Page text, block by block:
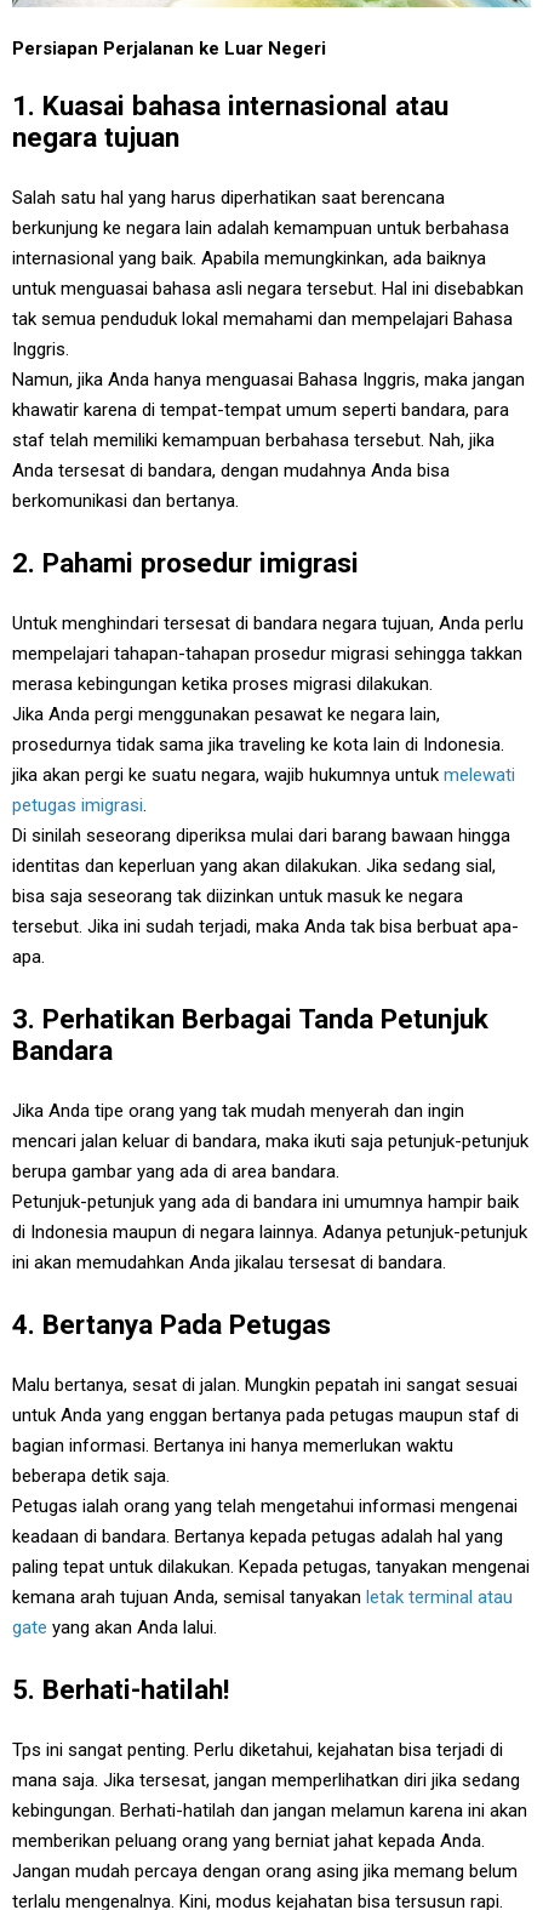
Persiapan Perjalanan ke Luar Negeri
1. Kuasai bahasa internasional atau
negara tujuan
Salah satu hal yang harus diperhatikan saat berencana
berkunjung ke negara lain adalah kemampuan untuk berbahasa
internasional yang baik. Apabila memungkinkan, ada baiknya
untuk menguasai bahasa asli negara tersebut. Hal ini disebabkan
tak semua penduduk lokal memahami dan mempelajari Bahasa
Inggris.
Namun, jika Anda hanya menguasai Bahasa Inggris, maka jangan
khawatir karena di tempat-tempat umum seperti bandara, para
staf telah memiliki kemampuan berbahasa tersebut. Nah, jika
Anda tersesat di bandara, dengan mudahnya Anda bisa
berkomunikasi dan bertanya.
2. Pahami prosedur imigrasi
Untuk menghindari tersesat di bandara negara tujuan, Anda perlu
mempelajari tahapan-tahapan prosedur migrasi sehingga takkan
merasa kebingungan ketika proses migrasi dilakukan.
Jika Anda pergi menggunakan pesawat ke negara lain,
prosedurnya tidak sama jika traveling ke kota lain di Indonesia.
jika akan pergi ke suatu negara, wajib hukumnya untuk melewati
petugas imigrasi.
Di sinilah seseorang diperiksa mulai dari barang bawaan hingga
identitas dan keperluan yang akan dilakukan. Jika sedang sial,
bisa saja seseorang tak diizinkan untuk masuk ke negara
tersebut. Jika ini sudah terjadi, maka Anda tak bisa berbuat apa-
apa.
3. Perhatikan Berbagai Tanda Petunjuk
Bandara
Jika Anda tipe orang yang tak mudah menyerah dan ingin
mencari jalan keluar di bandara, maka ikuti saja petunjuk-petunjuk
berupa gambar yang ada di area bandara.
Petunjuk-petunjuk yang ada di bandara ini umumnya hampir baik
di Indonesia maupun di negara lainnya. Adanya petunjuk-petunjuk
ini akan memudahkan Anda jikalau tersesat di bandara.
4. Bertanya Pada Petugas
Malu bertanya, sesat di jalan. Mungkin pepatah ini sangat sesuai
untuk Anda yang enggan bertanya pada petugas maupun staf di
bagian informasi. Bertanya ini hanya memerlukan waktu
beberapa detik saja.
Petugas ialah orang yang telah mengetahui informasi mengenai
keadaan di bandara. Bertanya kepada petugas adalah hal yang
paling tepat untuk dilakukan. Kepada petugas, tanyakan mengenai
kemana arah tujuan Anda, semisal tanyakan letak terminal atau
gate yang akan Anda lalui.
5. Berhati-hatilah!
Tps ini sangat penting. Perlu diketahui, kejahatan bisa terjadi di
mana saja. Jika tersesat, jangan memperlihatkan diri jika sedang
kebingungan. Berhati-hatilah dan jangan melamun karena ini akan
memberikan peluang orang yang berniat jahat kepada Anda.
Jangan mudah percaya dengan orang asing jika memang belum
terlalu mengenalnya. Kini, modus kejahatan bisa tersusun rapi.